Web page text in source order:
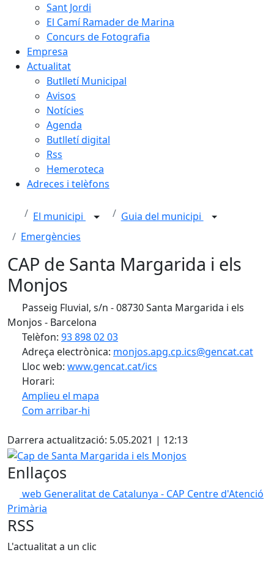
Sant Jordi
El Camí Ramader de Marina
Concurs de Fotografia
Empresa
Actualitat
Butlletí Municipal
Avisos
Notícies
Agenda
Butlletí digital
Rss
Hemeroteca
Adreces i telèfons
El municipi
Guia del municipi
Emergències
CAP de Santa Margarida i els
Monjos
Passeig Fluvial, s/n - 08730 Santa Margarida i els
Monjos - Barcelona
Telèfon: 93 898 02 03
Adreça electrònica: monjos.apg.cp.ics@gencat.cat
Lloc web: www.gencat.cat/ics
Horari:
Amplieu el mapa
Com arribar-hi
+
−
Darrera actualització: 5.05.2021 | 12:13
Cap de Santa Margarida i els Monjos
Enllaços
web Generalitat de Catalunya - CAP Centre d'Atenció
Primària
RSS
L'actualitat a un clic